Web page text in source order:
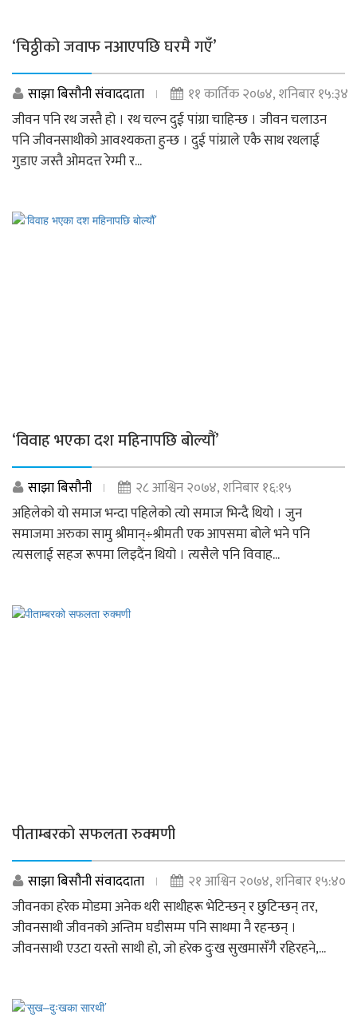
‘चिठ्ठीको जवाफ नआएपछि घरमै गएँ’
साझा बिसौनी संवाददाता
११ कार्तिक २०७४, शनिबार १५:३४
जीवन पनि रथ जस्तै हो । रथ चल्न दुई पांग्रा चाहिन्छ । जीवन चलाउन
पनि जीवनसाथीको आवश्यकता हुन्छ । दुई पांग्राले एकै साथ रथलाई
गुडाए जस्तै ओमदत्त रेग्मी र...
‘विवाह भएका दश महिनापछि बोल्यौं’
साझा बिसौनी
२८ आश्विन २०७४, शनिबार १६:१५
अहिलेको यो समाज भन्दा पहिलेको त्यो समाज भिन्दै थियो । जुन
समाजमा अरुका सामु श्रीमान्÷श्रीमती एक आपसमा बोले भने पनि
त्यसलाई सहज रूपमा लिइदैंन थियो । त्यसैले पनि विवाह...
पीताम्बरको सफलता रुक्मणी
साझा बिसौनी संवाददाता
२१ आश्विन २०७४, शनिबार १५:४०
जीवनका हरेक मोडमा अनेक थरी साथीहरू भेटिन्छन् र छुटिन्छन् तर,
जीवनसाथी जीवनको अन्तिम घडीसम्म पनि साथमा नै रहन्छन् ।
जीवनसाथी एउटा यस्तो साथी हो, जो हरेक दुःख सुखमासँगै रहिरहने,...